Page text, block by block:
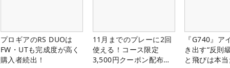
プロギアのRS DUOは
FW・UTも完成度が高く
購入者続出！
11月までのプレーに2回
使える！コース限定
3,500円クーポン配布
『G740』ア
き出す“反則
と飛びは本当